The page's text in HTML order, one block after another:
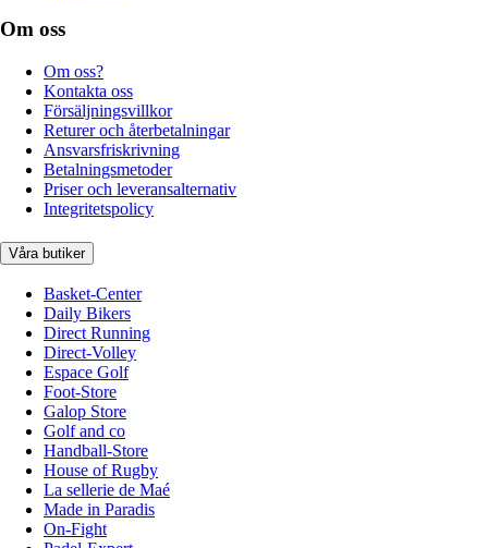
Om oss
Om oss?
Kontakta oss
Försäljningsvillkor
Returer och återbetalningar
Ansvarsfriskrivning
Betalningsmetoder
Priser och leveransalternativ
Integritetspolicy
Våra butiker
Basket-Center
Daily Bikers
Direct Running
Direct-Volley
Espace Golf
Foot-Store
Galop Store
Golf and co
Handball-Store
House of Rugby
La sellerie de Maé
Made in Paradis
On-Fight